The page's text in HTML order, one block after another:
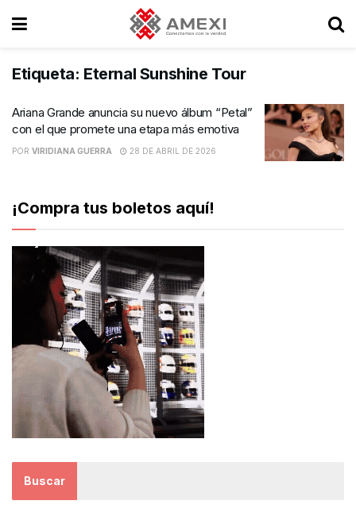
Etiqueta: Eternal Sunshine Tour
Ariana Grande anuncia su nuevo álbum “Petal”
con el que promete una etapa más emotiva
POR VIRIDIANA GUERRA 28 DE ABRIL DE 2026
¡Compra tus boletos aquí!
Buscar